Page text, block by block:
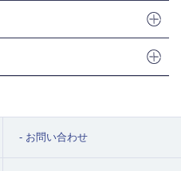
お問い合わせ